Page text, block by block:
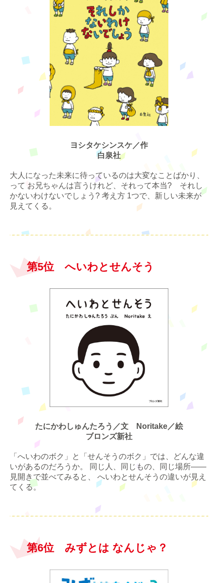
ヨシタケシンスケ／作
白泉社
大人になった未来に待っているのは大変なことばかり、
って お兄ちゃんは言うけれど、それって本当? それし
かないわけないでしょう? 考え方 1つで、新しい未来が
見えてくる。
第5位 へいわとせんそう
たにかわしゅんたろう／文 Noritake／絵
ブロンズ新社
「へいわのボク」と「せんそうのボク」では、どんな違
いがあるのだろうか。 同じ人、同じもの、同じ場所――
見開きで並べてみると、 へいわとせんそうの違いが見え
てくる。
第6位 みずとは なんじゃ？